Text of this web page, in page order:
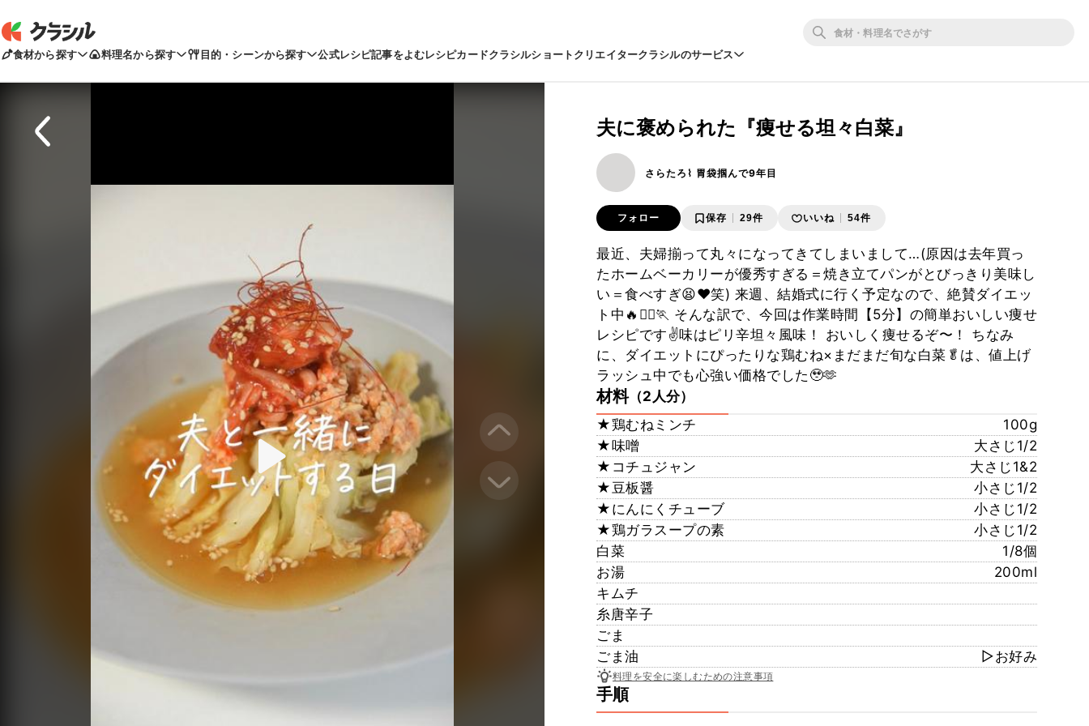
食材から探す 料理名から探す 目的・シーンから探す 公式レシピ記事をよむレシピカードクラシルショートクリエイタークラシルのサービス
夫に褒められた『痩せる坦々白菜』
さらたろ⌇ 胃袋掴んで9年目
フォロー 保存 29件 いいね 54件
最近、夫婦揃って丸々になってきてしまいまして…(原因は去年買っ
たホームベーカリーが優秀すぎる＝焼き立てパンがとびっきり美味し
い＝食べすぎ😫❤️笑) 来週、結婚式に行く予定なので、絶賛ダイエッ
ト中🔥🏃‍♀️🏃 そんな訳で、今回は作業時間【5分】の簡単おいしい痩せ
レシピです✌️味はピリ辛坦々風味！ おいしく痩せるぞ〜！ ちなみ
に、ダイエットにぴったりな鶏むね×まだまだ旬な白菜🥬は、値上げ
ラッシュ中でも心強い価格でした🥹🫶
材料（2人分）
★鶏むねミンチ
100g
★味噌
大さじ1/2
★コチュジャン
大さじ1&2
★豆板醤
小さじ1/2
★にんにくチューブ
小さじ1/2
★鶏ガラスープの素
小さじ1/2
白菜
1/8個
お湯
200ml
キムチ
糸唐辛子
ごま
ごま油
▷お好み
料理を安全に楽しむための注意事項
手順